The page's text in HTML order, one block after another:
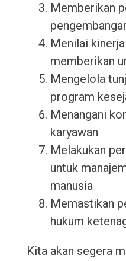
Memberikan
Menilai
memberikan
Mengelola
program
Menangani
karyawan
Melakukan
untuk
manusia
Memastikan
hukum
Kita akan segera